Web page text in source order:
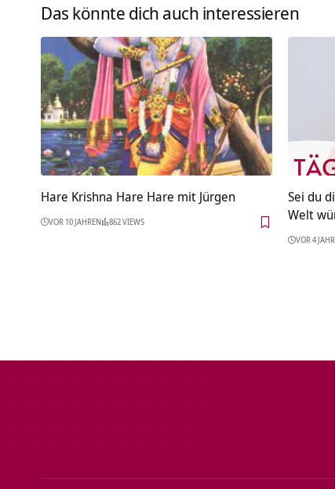
Das könnte dich auch interessieren
Hare Krishna Hare Hare mit Jürgen
VOR 10 JAHREN 862 VIEWS
Sei du
Welt
VOR 4